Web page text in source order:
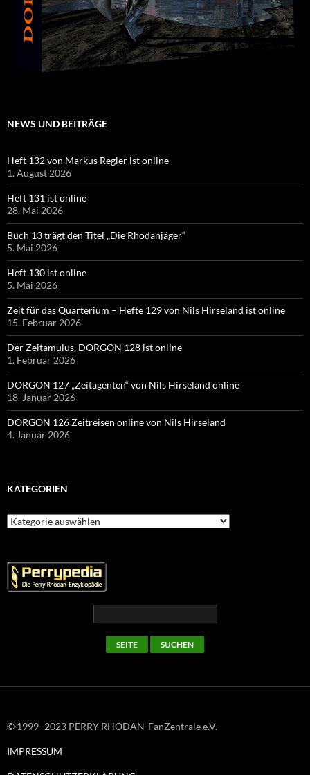
NEWS UND BEITRÄGE
Heft 132 von Markus Regler ist online
1. August 2026
Heft 131 ist online
28. Mai 2026
Buch 13 trägt den Titel „Die Rhodanjäger“
5. Mai 2026
Heft 130 ist online
5. Mai 2026
Zeit für das Quarterium – Hefte 129 von Nils Hirseland ist online
15. Februar 2026
Der Zeitamulus, DORGON 128 ist online
1. Februar 2026
DORGON 127 „Zeitagenten“ von Nils Hirseland online
18. Januar 2026
DORGON 126 Zeitreisen online von Nils Hirseland
4. Januar 2026
KATEGORIEN
Kategorien
© 1999–2023 PERRY RHODAN-FanZentrale e.V.
IMPRESSUM